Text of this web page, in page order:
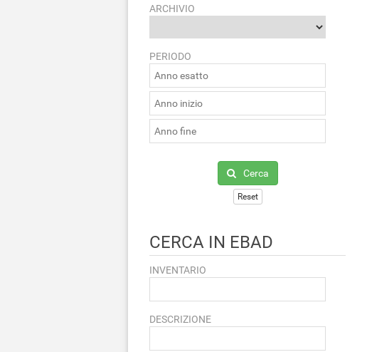
ARCHIVIO
PERIODO
Cerca
Reset
CERCA IN EBAD
INVENTARIO
DESCRIZIONE